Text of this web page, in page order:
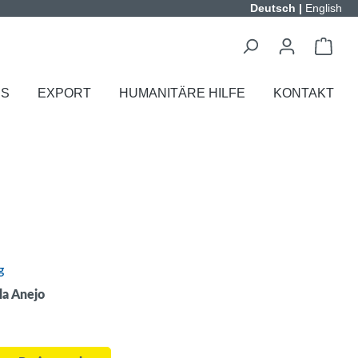
Deutsch | English
EXPORT HUMANITÄRE HILFE KONTAKT
Anejo